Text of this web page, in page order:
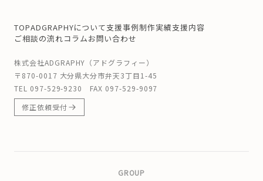
TOPADGRAPHYについて支援事例制作実績支援内容
ご相談の流れコラムお問い合わせ
株式会社ADGRAPHY（アドグラフィー）
〒870-0017 大分県大分市弁天3丁目1-45
TEL 097-529-9230
FAX 097-529-9097
修正依頼受付
GROUP